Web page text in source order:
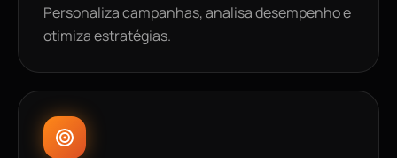
Personaliza campanhas, analisa desempenho e
otimiza estratégias.